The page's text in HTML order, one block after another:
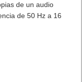
de un audio
de 50 Hz a 16